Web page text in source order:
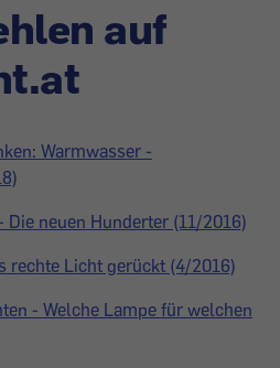
auf
Warmwasser -
Die neuen Hunderter (11/2016)
rechte Licht gerückt (4/2016)
- Welche Lampe für welchen